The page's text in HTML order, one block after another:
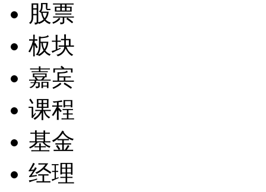
股票
板块
嘉宾
课程
基金
经理